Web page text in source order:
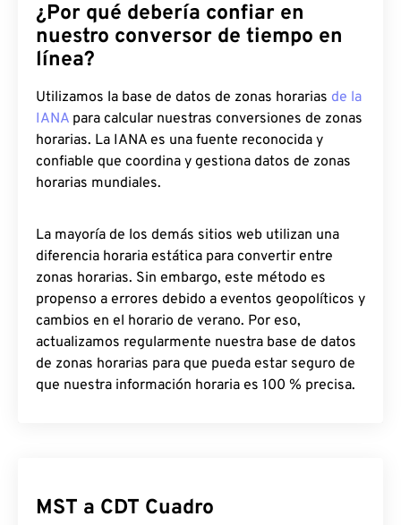
¿Por qué debería confiar en
nuestro conversor de tiempo en
línea?
Utilizamos la base de datos de zonas horarias de la
IANA para calcular nuestras conversiones de zonas
horarias. La IANA es una fuente reconocida y
confiable que coordina y gestiona datos de zonas
horarias mundiales.
La mayoría de los demás sitios web utilizan una
diferencia horaria estática para convertir entre
zonas horarias. Sin embargo, este método es
propenso a errores debido a eventos geopolíticos y
cambios en el horario de verano. Por eso,
actualizamos regularmente nuestra base de datos
de zonas horarias para que pueda estar seguro de
que nuestra información horaria es 100 % precisa.
MST a CDT Cuadro